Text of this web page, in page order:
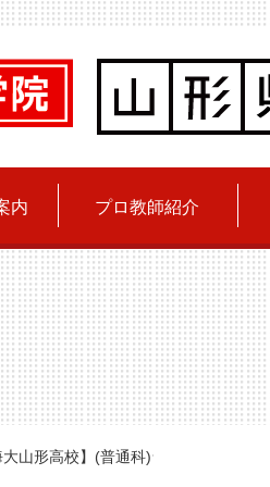
内 プロ教師紹介
大山形高校】(普通科)☆合格☆2023年度